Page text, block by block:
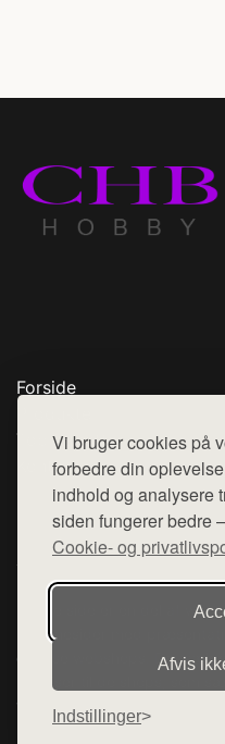
Vi bruger cookies på
forbedre din
indhold og analysere
siden fungerer bedre
Cookie- og
Afvis
Indstillinger
Forside
Top Rabatter
Kontakt
Denne side er en del af
hjemmesider med
diverse webshops. Der
henviser til de shops, som
varerne på lager.